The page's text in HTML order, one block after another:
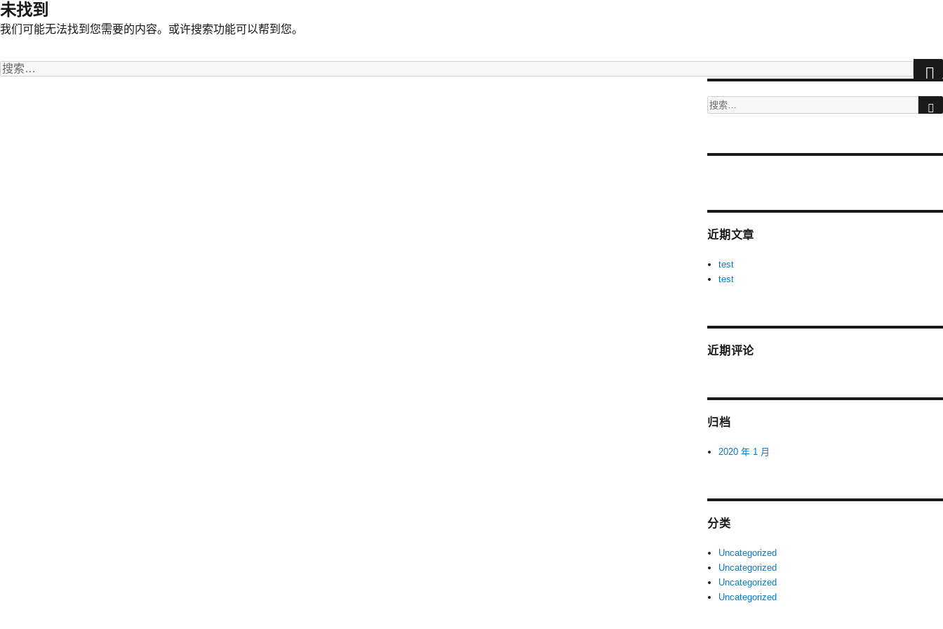
未找到
我们可能无法找到您需要的内容。或许搜索功能可以帮到您。
搜
搜
at
-
xvideos
近期文章
test
test
近期评论
归档
2020 年 1 月
分类
Uncategorized
Uncategorized
Uncategorized
Uncategorized